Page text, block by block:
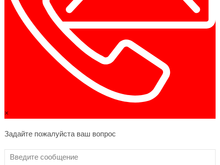
×
Задайте пожалуйста ваш вопрос